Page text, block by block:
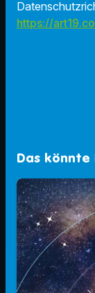
https://
Das könnte